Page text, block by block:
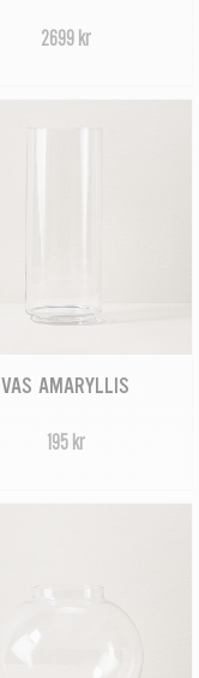
2699 kr
VAS AMARYLLIS
195 kr